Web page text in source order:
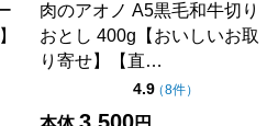
肉のアオノ A5黒毛和牛切り
おとし 400g【おいしいお取
り寄せ】【直…
4.9点（5点満点中）
（8件の評価
）